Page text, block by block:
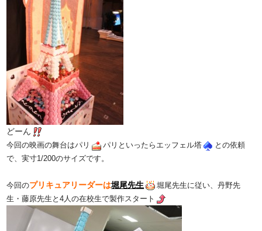
どーん
今回の映画の舞台はパリ パリといったらエッフェル塔
との依頼
で、実寸1/200のサイズです。
今回のプリキュアリーダーは堀尾先生
堀尾先生に従い、丹野先
生・藤原先生と4人の在校生で製作スタート